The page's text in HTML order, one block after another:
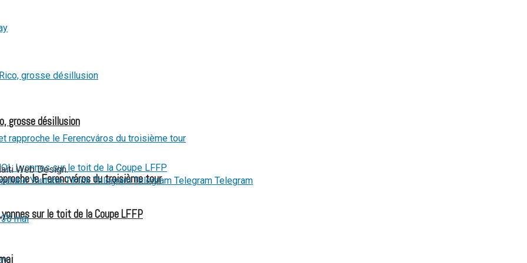
grosse désillusion
sur le toit de la Coupe LFFP
le Ferencváros du troisième tour
Web Design.
Youtube Tiktok Telegram Telegram Telegram Telegram